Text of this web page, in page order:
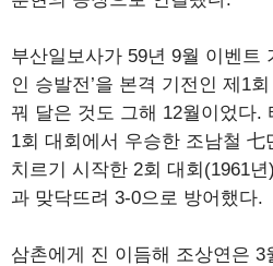
부산일보사가 59년 9월 이벤트
인 승발전’을 본격 기전인 제1
꿔 달은 것도 그해 12월이었다.
1회 대회에서 우승한 조남철
치르기 시작한 2회 대회(1961
과 맞닥뜨려 3-0으로 방어했다.
삼촌에게 진 이듬해 조상연은 3